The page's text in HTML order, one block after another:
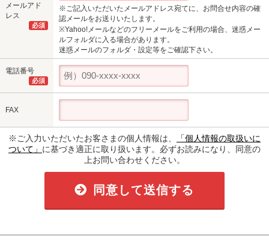
メールアド
レス
必須
※ご記入いただいたメールアドレス宛てに、お問合せ内容の確
認メールをお送りいたします。
※Yahoo!メールなどのフリーメールをご利用の場合、迷惑メー
ルフォルダに入る場合があります。
迷惑メールのフォルダ・設定等をご確認下さい。
電話番号
必須
FAX
※ご入力いただいたお客さまの個人情報は、
「個人情報の取扱いに
ついて」 に基づき適正に取り扱います。必ずお読みになり、同意の
上お問い合わせください。
同意して送信する